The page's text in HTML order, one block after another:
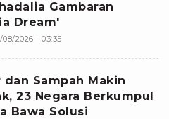
Gambaran
Dream'
08/2026 - 03:35
dan Sampah Makin
23 Negara Berkumpul
Bawa Solusi